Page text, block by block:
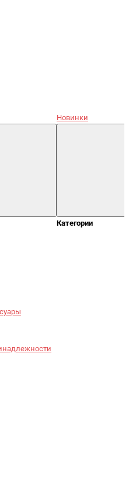
Новинки
Категории